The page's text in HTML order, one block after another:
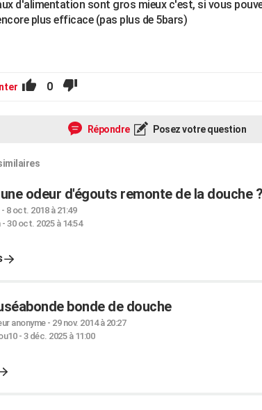
d'alimentation sont gros mieux c'est, si vous
plus efficace (pas plus de 5bars)
0
Répondre Posez votre question
odeur d'égouts remonte de la douche ?
- 8 oct. 2018 à 21:49
- 30 oct. 2025 à 14:54
bonde de douche
anonyme- 29 nov. 2014 à 20:27
- 3 déc. 2025 à 11:00